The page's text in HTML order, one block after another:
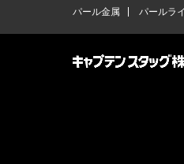
パール金属
パールラ